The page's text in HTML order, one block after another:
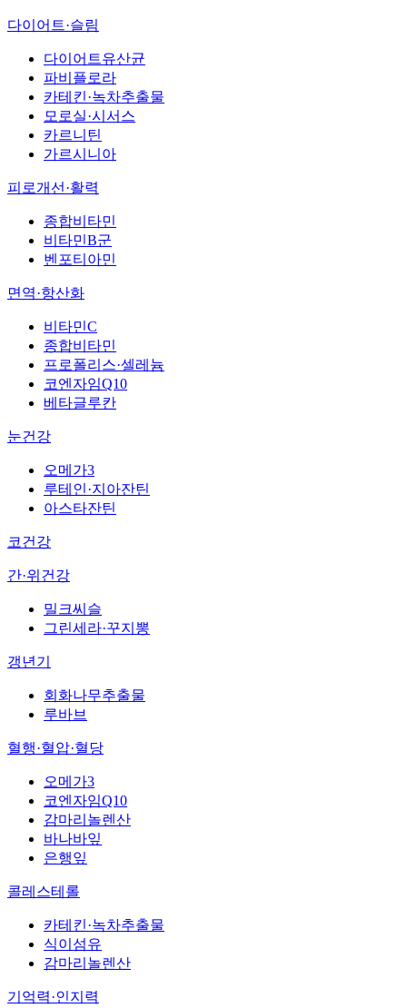
다이어트·슬림
다이어트유산균
파비플로라
카테킨·녹차추출물
모로실·시서스
카르니틴
가르시니아
피로개선·활력
종합비타민
비타민B군
벤포티아민
면역·항산화
비타민C
종합비타민
프로폴리스·셀레늄
코엔자임Q10
베타글루칸
눈건강
오메가3
루테인·지아잔틴
아스타잔틴
코건강
간·위건강
밀크씨슬
그린세라·꾸지뽕
갱년기
회화나무추출물
루바브
혈행·혈압·혈당
오메가3
코엔자임Q10
감마리놀렌산
바나바잎
은행잎
콜레스테롤
카테킨·녹차추출물
식이섬유
감마리놀렌산
기억력·인지력